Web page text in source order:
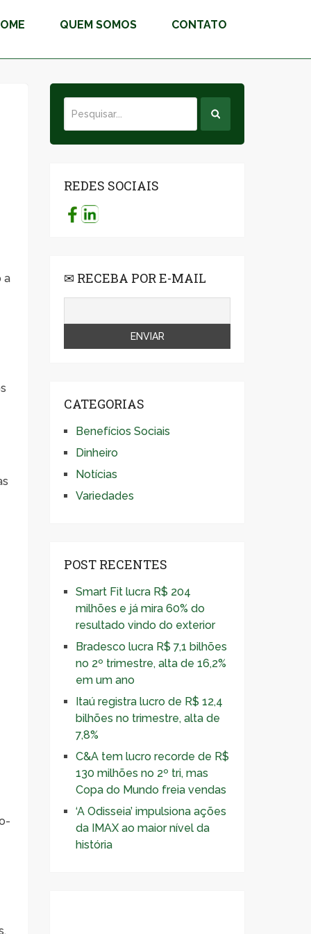
QUEM SOMOS CONTATO
a
REDES SOCIAIS
✉ RECEBA POR E-MAIL
CATEGORIAS
Benefícios Sociais
Dinheiro
Notícias
Variedades
POST RECENTES
Smart Fit lucra R$ 204
milhões e já mira 60% do
resultado vindo do exterior
Bradesco lucra R$ 7,1 bilhões
no 2º trimestre, alta de 16,2%
em um ano
Itaú registra lucro de R$ 12,4
bilhões no trimestre, alta de
7,8%
C&A tem lucro recorde de R$
130 milhões no 2º tri, mas
Copa do Mundo freia vendas
‘A Odisseia’ impulsiona ações
da IMAX ao maior nível da
história